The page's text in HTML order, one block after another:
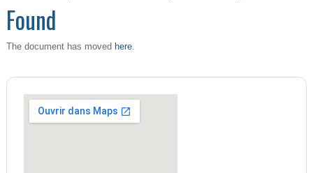
Found
The document has moved here.